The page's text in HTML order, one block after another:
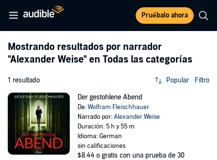
Pruébalo ahora
Mostrando resultados por narrador
"Alexander Weise" en Todas las categorías
1 resultado Popular Filtro
Der gestohlene Abend
De:Wolfram Fleischhauer
Narrado por:Alexander Weise
Duración: 5 h y 55 m
Idioma: German
sin calificaciones
$8.44 o gratis con una prueba de 30